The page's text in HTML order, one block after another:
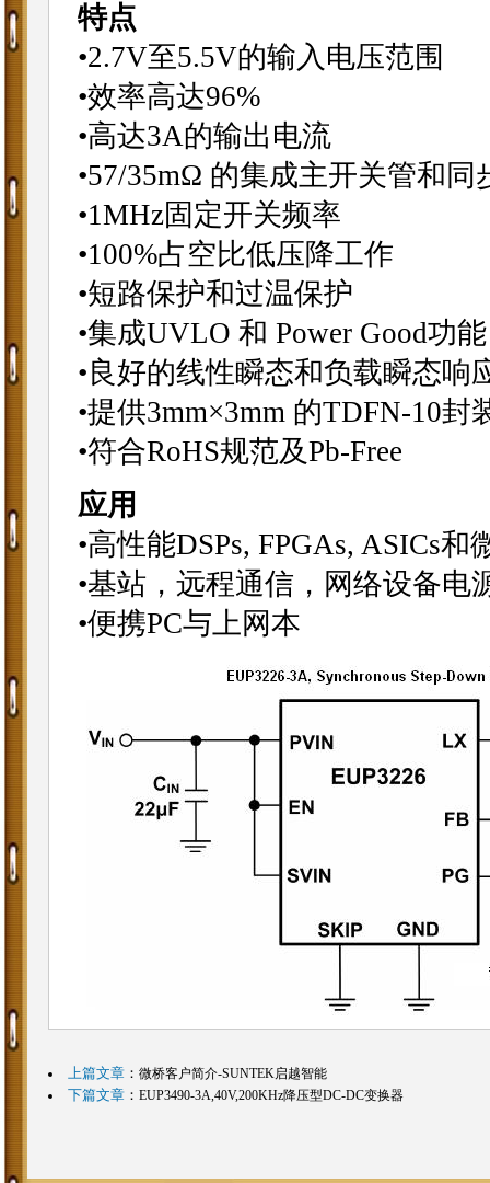
特点
•2.7V至5.5V的输入电压范围
•效率高达96%
•高达3A的输出电流
•57/35mΩ 的集成主开关管和同
•1MHz固定开关频率
•100%占空比低压降工作
•短路保护和过温保护
•集成UVLO 和 Power Good功能
•良好的线性瞬态和负载瞬态响
•提供3mm×3mm 的TDFN-10封
•符合RoHS规范及Pb-Free
应用
•高性能DSPs, FPGAs, ASICs和
•基站，远程通信，网络设备电
•便携PC与上网本
上篇文章： 微桥客户简介-SUNTEK启越智能
下篇文章： EUP3490-3A,40V,200KHz降压型DC-DC变换器